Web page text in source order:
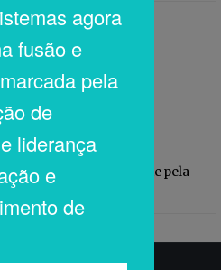
6
software de
de softwares vem
Isso ocorre justamente pela
serviços que vêm...
agora
fusão e
pela
de
liderança
e
de